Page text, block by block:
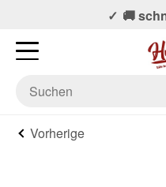
📞 Persönlicher🚚
Vorherige